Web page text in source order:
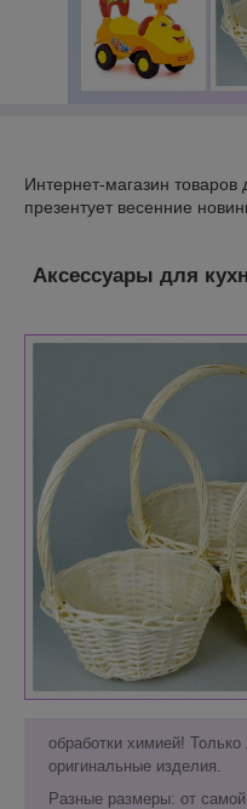
Интернет-магазин
презентует весенние
Аксессуары для
обработки химией!
оригинальные изделия.
Разные размеры: от